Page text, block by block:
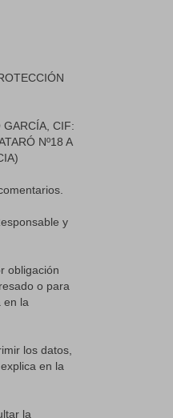
GARCÍA, CIF:
Nº18 A
y
obligación
o para
en la
los datos,
en la
la